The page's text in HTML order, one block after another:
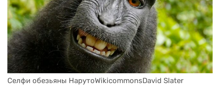
Селфи обезьяны НарутоWikicommonsDavid Slater